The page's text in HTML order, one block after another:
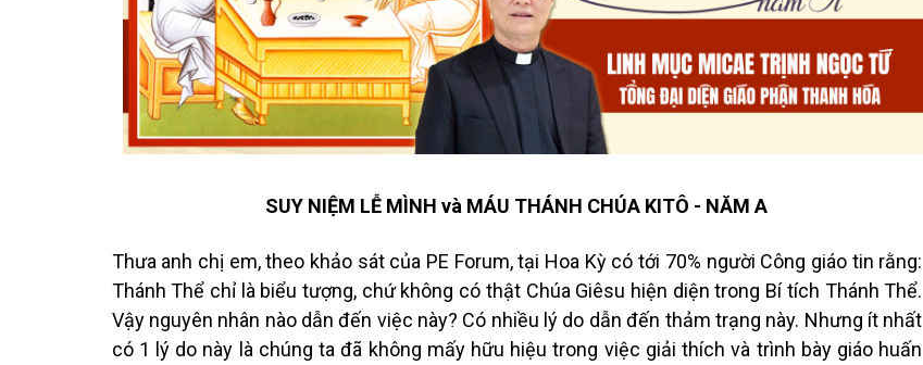
SUY NIỆM LỄ MÌNH và MÁU THÁNH CHÚA KITÔ - NĂM A
Thưa anh chị em, theo khảo sát của PE Forum, tại Hoa Kỳ có tới 70% người Công giáo tin rằng:
Thánh Thể chỉ là biểu tượng, chứ không có thật Chúa Giêsu hiện diện trong Bí tích Thánh Thể.
Vậy nguyên nhân nào dẫn đến việc này? Có nhiều lý do dẫn đến thảm trạng này. Nhưng ít nhất
có 1 lý do này là chúng ta đã không mấy hữu hiệu trong việc giải thích và trình bày giáo huấn